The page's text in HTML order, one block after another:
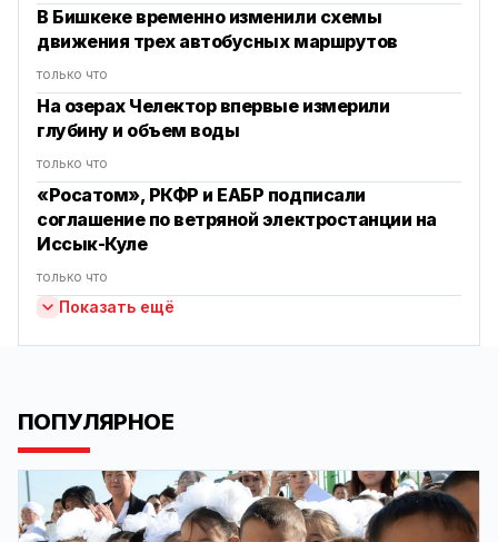
В Бишкеке временно изменили схемы
движения трех автобусных маршрутов
только что
На озерах Челектор впервые измерили
глубину и объем воды
только что
«Росатом», РКФР и ЕАБР подписали
соглашение по ветряной электростанции на
Иссык-Куле
только что
Показать ещё
ПОПУЛЯРНОЕ